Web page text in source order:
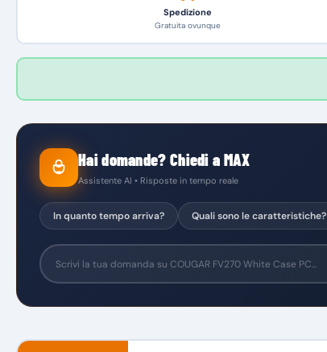
Spedizione
Gratuita ovunque
Hai domande? Chiedi a MAX
Assistente AI • Risposte in tempo reale
In quanto tempo arriva? Quali sono le caratteristiche?